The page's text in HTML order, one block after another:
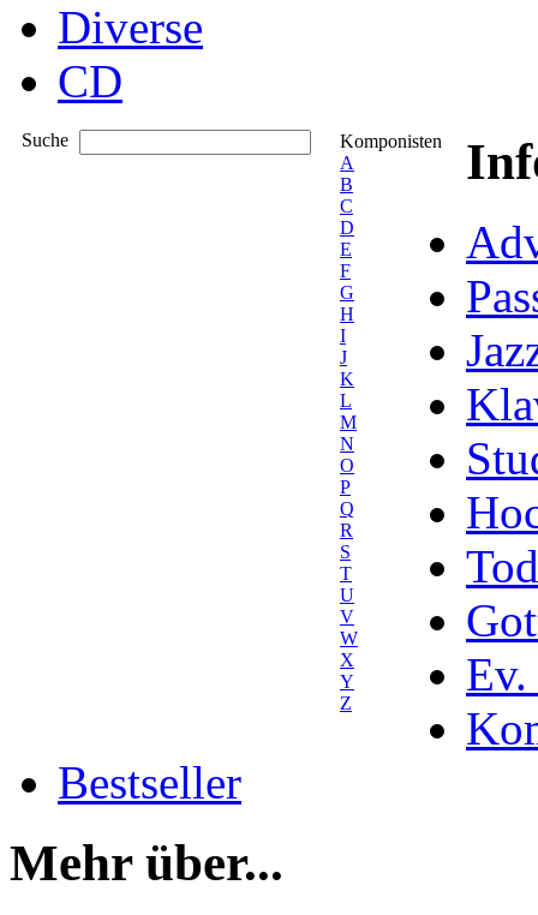
Diverse
CD
Suche
Komponisten
A
B
C
D
E
F
G
H
I
J
K
L
M
N
O
P
Q
R
S
T
U
V
W
X
Y
Z
Ev.
Bestseller
Mehr über...